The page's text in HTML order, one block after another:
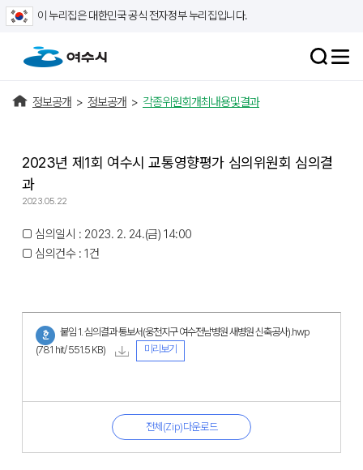
이 누리집은 대한민국 공식 전자정부 누리집입니다.
정보공개 > 정보공개 > 각종위원회개최내용및결과
2023년 제1회 여수시 교통영향평가 심의위원회 심의결
과
2023.05.22
□ 심의일시 : 2023. 2. 24.(금) 14:00
□ 심의건수 : 1건
붙임 1. 심의결과 통보서(웅천지구 여수전남병원 새병원 신축공사).hwp
(781 hit/ 551.5 KB)
미리보기
전체(Zip)다운로드